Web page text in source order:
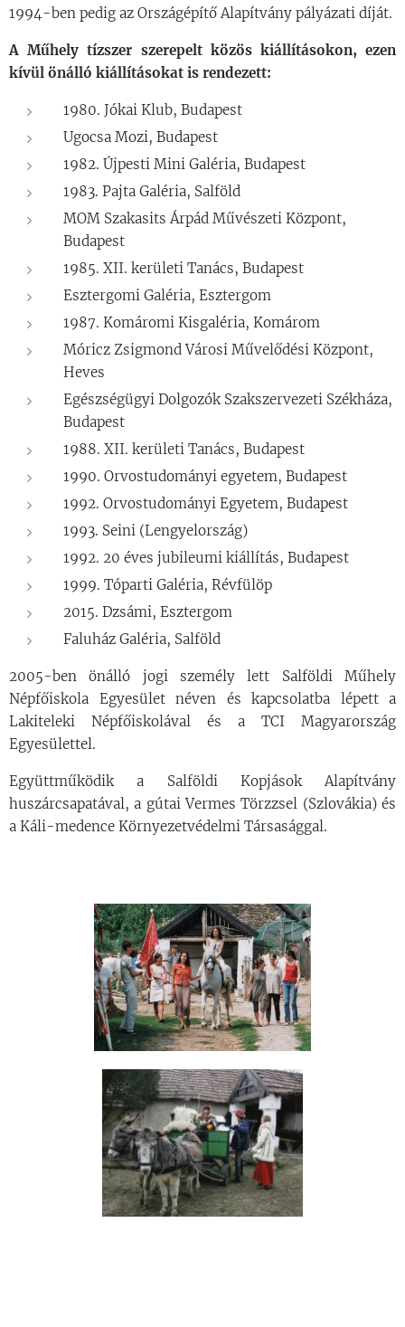
1994-ben pedig az Országépítő Alapítvány pályázati díját.
A Műhely tízszer szerepelt közös kiállításokon, ezen
kívül önálló kiállításokat is rendezett:
1980. Jókai Klub, Budapest
Ugocsa Mozi, Budapest
1982. Újpesti Mini Galéria, Budapest
1983. Pajta Galéria, Salföld
MOM Szakasits Árpád Művészeti Központ,
Budapest
1985. XII. kerületi Tanács, Budapest
Esztergomi Galéria, Esztergom
1987. Komáromi Kisgaléria, Komárom
Móricz Zsigmond Városi Művelődési Központ,
Heves
Egészségügyi Dolgozók Szakszervezeti Székháza,
Budapest
1988. XII. kerületi Tanács, Budapest
1990. Orvostudományi egyetem, Budapest
1992. Orvostudományi Egyetem, Budapest
1993. Seini (Lengyelország)
1992. 20 éves jubileumi kiállítás, Budapest
1999. Tóparti Galéria, Révfülöp
2015. Dzsámi, Esztergom
Faluház Galéria, Salföld
2005-ben önálló jogi személy lett Salföldi Műhely
Népfőiskola Egyesület néven és kapcsolatba lépett a
Lakiteleki Népfőiskolával és a TCI Magyarország
Egyesülettel.
Együttműködik a Salföldi Kopjások Alapítvány
huszárcsapatával, a gútai Vermes Törzzsel (Szlovákia) és
a Káli-medence Környezetvédelmi Társasággal.